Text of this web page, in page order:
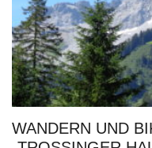
WANDERN UND